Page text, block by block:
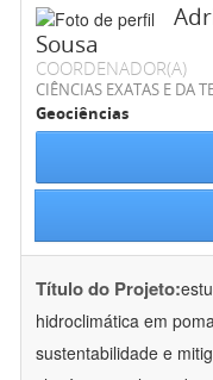
Sousa
COORDENADOR(A)
CIÊNCIAS EXATAS E DA
Geociências
Título do Projeto:
hidroclimática em
sustentabilidade e